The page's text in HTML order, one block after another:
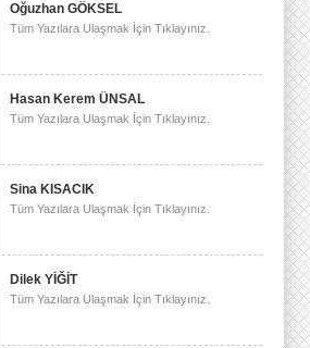
Oğuzhan GÖKSEL
Tüm Yazılara Ulaşmak İçin Tıklayınız.
Hasan Kerem ÜNSAL
Tüm Yazılara Ulaşmak İçin Tıklayınız.
Sina KISACIK
Tüm Yazılara Ulaşmak İçin Tıklayınız.
Dilek YİĞİT
Tüm Yazılara Ulaşmak İçin Tıklayınız.